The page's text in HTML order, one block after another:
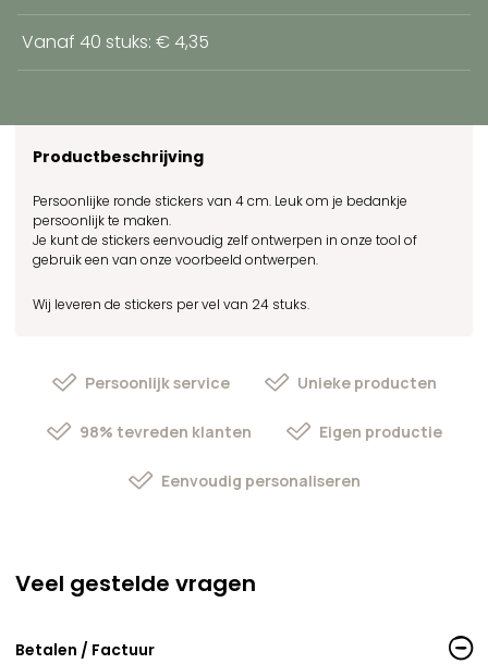
Vanaf 40 stuks: € 4,35
Productbeschrijving
Persoonlijke ronde stickers van 4 cm. Leuk om je bedankje
persoonlijk te maken.
Je kunt de stickers eenvoudig zelf ontwerpen in onze tool of
gebruik een van onze voorbeeld ontwerpen.
Wij leveren de stickers per vel van 24 stuks.
Persoonlijk service Unieke producten
98% tevreden klanten Eigen productie
Eenvoudig personaliseren
Veel gestelde vragen
Betalen / Factuur